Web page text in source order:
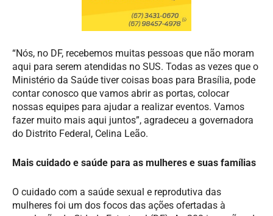
“Nós, no DF, recebemos muitas pessoas que não moram
aqui para serem atendidas no SUS. Todas as vezes que o
Ministério da Saúde tiver coisas boas para Brasília, pode
contar conosco que vamos abrir as portas, colocar
nossas equipes para ajudar a realizar eventos. Vamos
fazer muito mais aqui juntos”, agradeceu a governadora
do Distrito Federal, Celina Leão.
Mais cuidado e saúde para as mulheres e suas famílias
O cuidado com a saúde sexual e reprodutiva das
mulheres foi um dos focos das ações ofertadas à